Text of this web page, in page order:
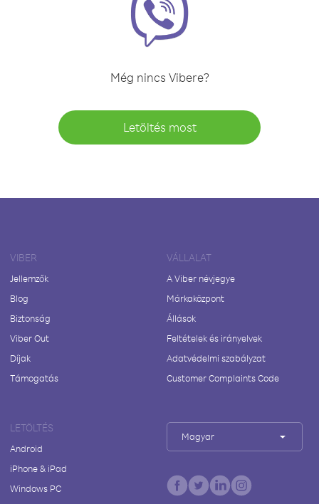
Még nincs Vibere?
Letöltés most
VIBER
Jellemzők
Blog
Biztonság
Viber Out
Díjak
Támogatás
VÁLLALAT
A Viber névjegye
Márkaközpont
Állások
Feltételek és irányelvek
Adatvédelmi szabályzat
Customer Complaints Code
LETÖLTÉS
Android
iPhone & iPad
Windows PC
Magyar